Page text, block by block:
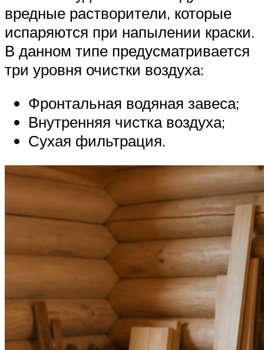
вредные растворители, которые
испаряются при напылении краски.
В данном типе предусматривается
три уровня очистки воздуха:
Фронтальная водяная завеса;
Внутренняя чистка воздуха;
Сухая фильтрация.